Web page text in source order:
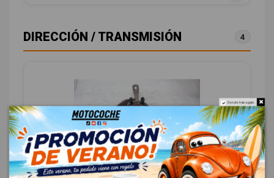
DIRECCIÓN / TRANSMISIÓN 4
Do not show again.